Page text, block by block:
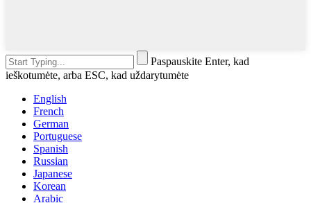
Paspauskite Enter, kad
ieškotumėte, arba ESC, kad uždarytumėte
English
French
German
Portuguese
Spanish
Russian
Japanese
Korean
Arabic